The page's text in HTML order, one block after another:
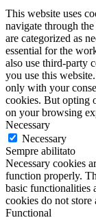
This website uses
navigate through
are categorized as
essential for the
also use third-party
you use this
only with your
cookies. But opting
on your browsing
Necessary
Necessary
Sempre abilitato
Necessary cookies
function properly.
basic functionalities
cookies do not
Functional